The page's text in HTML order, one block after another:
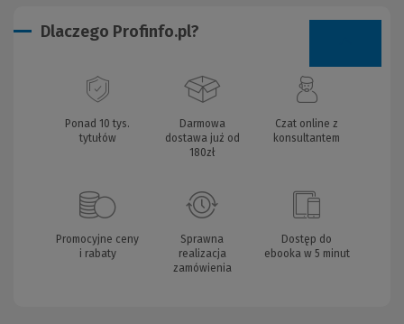
Dlaczego Profinfo.pl?
Ponad 10 tys.
tytułów
Darmowa
dostawa już od
180zł
Czat online z
konsultantem
Promocyjne ceny
i rabaty
Sprawna
realizacja
zamówienia
Dostęp do
ebooka w 5 minut